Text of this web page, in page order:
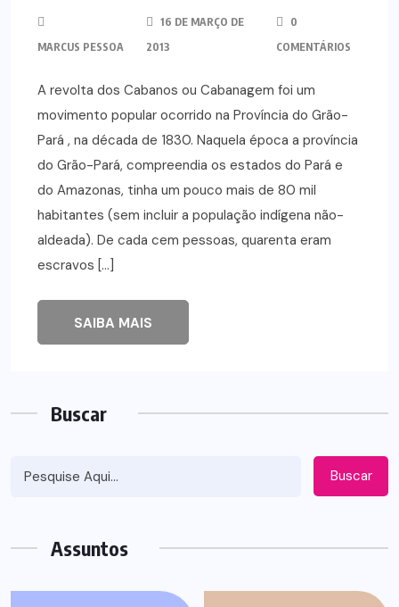
MARCUS PESSOA
16 DE MARÇO DE
2013
0
COMENTÁRIOS
A revolta dos Cabanos ou Cabanagem foi um
movimento popular ocorrido na Província do Grão-
Pará , na década de 1830. Naquela época a província
do Grão-Pará, compreendia os estados do Pará e
do Amazonas, tinha um pouco mais de 80 mil
habitantes (sem incluir a população indígena não-
aldeada). De cada cem pessoas, quarenta eram
escravos […]
SAIBA MAIS
Buscar
Buscar
Assuntos